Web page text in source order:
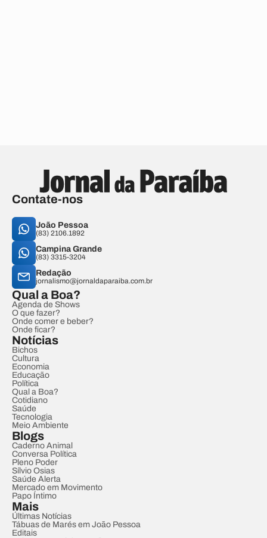
Contate-nos
João Pessoa
(83) 2106.1892
Campina Grande
(83) 3315-3204
Redação
jornalismo@jornaldaparaiba.com.br
Qual a Boa?
Agenda de Shows
O que fazer?
Onde comer e beber?
Onde ficar?
Notícias
Bichos
Cultura
Economia
Educação
Política
Qual a Boa?
Cotidiano
Saúde
Tecnologia
Meio Ambiente
Blogs
Caderno Animal
Conversa Política
Pleno Poder
Sílvio Osias
Saúde Alerta
Mercado em Movimento
Papo Íntimo
Mais
Últimas Notícias
Tábuas de Marés em João Pessoa
Editais